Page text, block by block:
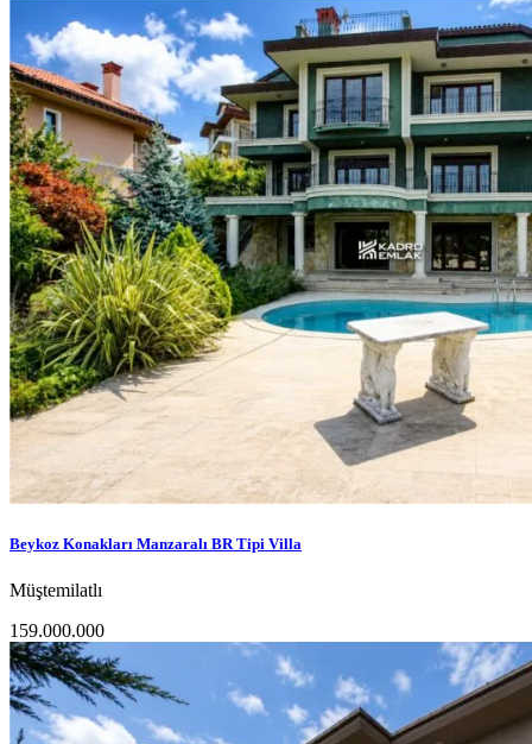
Beykoz Konakları Manzaralı BR Tipi Villa
Müştemilatlı
159.000.000